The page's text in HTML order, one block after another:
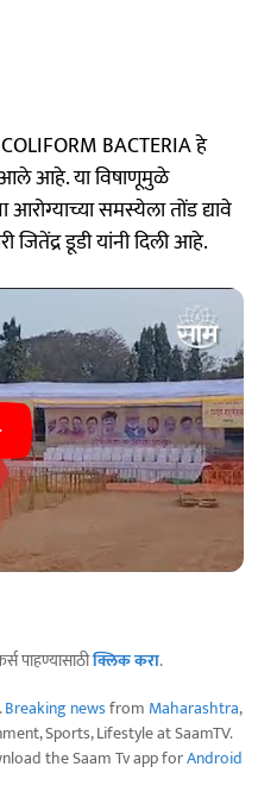
BACTERIA हे
आले आहे. या विषाणूमुळे
समस्येला तोंड द्यावे
जितेंद्र डूडी यांनी दिली आहे.
पाहण्यासाठीक्लिक करा.
Breaking newsfrom Maharashtra,
Sports, Lifestyle at SaamTV.
the Saam Tv app forAndroid